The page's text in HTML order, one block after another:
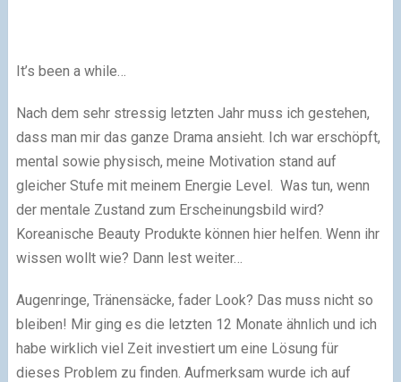
It’s been a while…
Nach dem sehr stressig letzten Jahr muss ich gestehen,
dass man mir das ganze Drama ansieht. Ich war erschöpft,
mental sowie physisch, meine Motivation stand auf
gleicher Stufe mit meinem Energie Level. Was tun, wenn
der mentale Zustand zum Erscheinungsbild wird?
Koreanische Beauty Produkte können hier helfen. Wenn ihr
wissen wollt wie? Dann lest weiter…
Augenringe, Tränensäcke, fader Look? Das muss nicht so
bleiben! Mir ging es die letzten 12 Monate ähnlich und ich
habe wirklich viel Zeit investiert um eine Lösung für
dieses Problem zu finden. Aufmerksam wurde ich auf